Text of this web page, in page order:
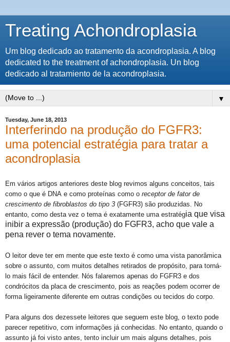
Treating Achondroplasia
Um blog dedicado ao tratamento da acondroplasia. A blog
dedicated to the treatment of achondroplasia. Un blog
dedicado al tratamiento de la acondroplasia.
▼
Tuesday, June 18, 2013
Interferindo na produção do FGFR3:
uma potencial estratégia para tratar a
acondroplasia
Em vários artigos anteriores deste blog revimos alguns conceitos, tais
como o que é DNA e como proteínas como o receptor de fator de
crescimento de fibroblastos do tipo 3 (FGFR3) são produzidas.
No
entanto, como desta vez o tema é exatamente uma estratégia que visa
inibir a expressão (produção) do FGFR3, acho que vale a
pena rever o tema novamente.
O leitor deve ter em mente que este texto é como uma vista panorâmica
sobre o assunto, com muitos detalhes retirados de propósito, para torná-
lo mais fácil de entender. Nós falaremos apenas do FGFR3 e dos
condrócitos da placa de crescimento, pois as reações podem ocorrer de
forma ligeiramente diferente em outras condições ou tecidos do corpo.
Para alguns dos dezessete leitores que seguem este blog, o texto pode
parecer repetitivo, com informações já conhecidas.
No entanto, quando o
assunto já foi visto antes, tento incluir um mais alguns detalhes, pois